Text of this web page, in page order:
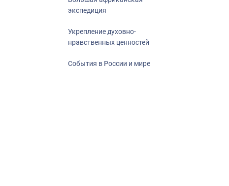
экспедиция
Укрепление духовно-
нравственных ценностей
События в России и мире